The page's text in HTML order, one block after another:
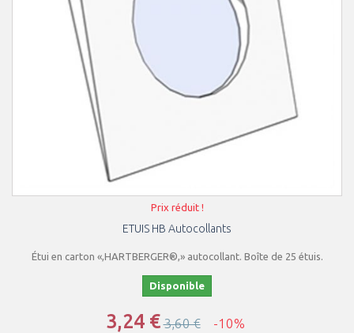
Prix réduit !
ETUIS HB Autocollants
Étui en carton «,HARTBERGER®,» autocollant. Boîte de 25 étuis.
Disponible
3,24 €3,60 € -10%